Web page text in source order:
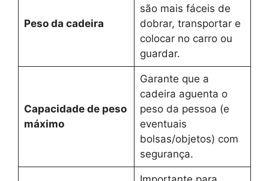
Peso da cadeira
são mais fáceis de
dobrar, transportar e
colocar no carro ou
guardar.
Capacidade de peso
máximo
Garante que a
cadeira aguenta o
peso da pessoa (e
eventuais
bolsas/objetos) com
segurança.